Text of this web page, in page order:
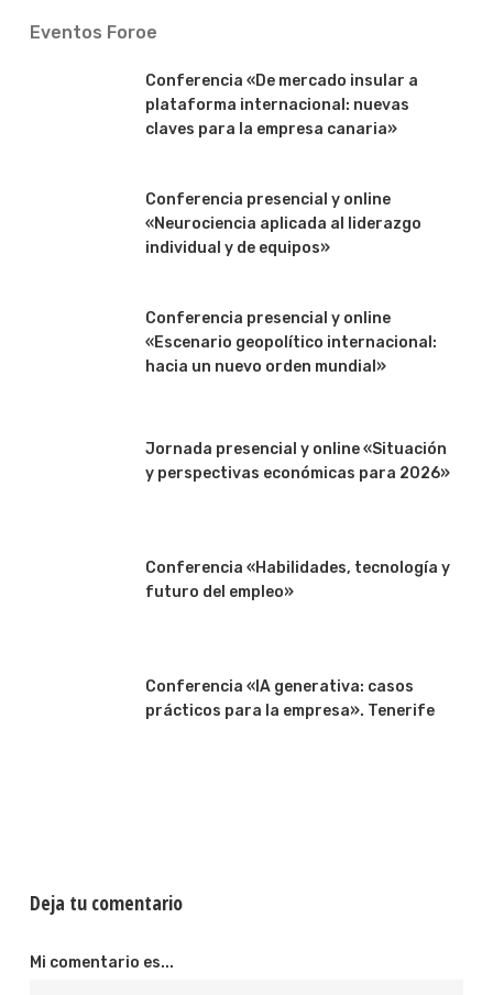
Eventos Foroe
Conferencia «De mercado insular a
plataforma internacional: nuevas
claves para la empresa canaria»
Conferencia presencial y online
«Neurociencia aplicada al liderazgo
individual y de equipos»
Conferencia presencial y online
«Escenario geopolítico internacional:
hacia un nuevo orden mundial»
Jornada presencial y online «Situación
y perspectivas económicas para 2026»
Conferencia «Habilidades, tecnología y
futuro del empleo»
Conferencia «IA generativa: casos
prácticos para la empresa». Tenerife
Deja tu comentario
Mi comentario es...